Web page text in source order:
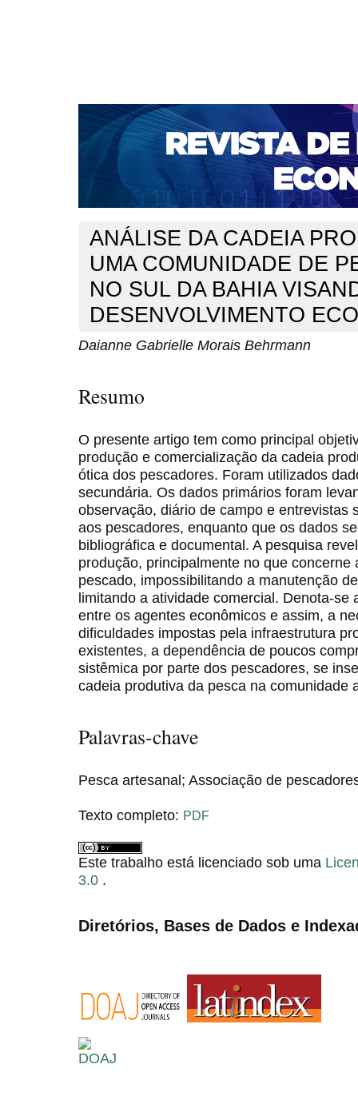
CAPA SOBRE ACESSO CADASTRO
NOTÍCIAS
PORTAL DE REVISTAS DA UNIFACS
BASES DE DADOS E INDEXADORES
Capa Ano XIX - V. 2 - N. 37 - Agosto de 2017 >Behrmann
ANÁLISE DA CADEIA
UMA COMUNIDADE DE
NO SUL DA BAHIA
DESENVOLVIMENTO
Daianne Gabrielle Morais Behrmann
Resumo
O presente artigo tem como principal
produção e comercialização da cadeia
ótica dos pescadores. Foram utilizados
secundária. Os dados primários foram
observação, diário de campo e entrevistas
aos pescadores, enquanto que os dados
bibliográfica e documental. A pesquisa
produção, principalmente no que concerne
pescado, impossibilitando a manutenção
limitando a atividade comercial. Denota-se
entre os agentes econômicos e assim, a
dificuldades impostas pela infraestrutura
existentes, a dependência de poucos
sistêmica por parte dos pescadores, se
cadeia produtiva da pesca na comunidade
Palavras-chave
Pesca artesanal; Associação de
Texto completo: PDF
Este trabalho está licenciado sob uma
3.0 .
Diretórios, Bases de Dados e